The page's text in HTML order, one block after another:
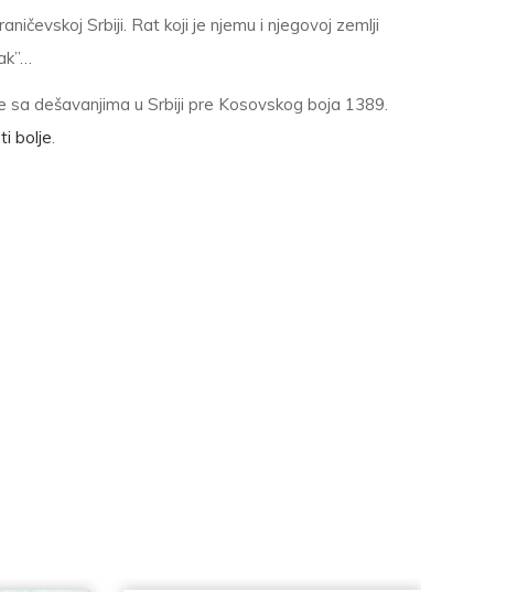
Srbiji. Rat koji je njemu i njegovoj zemlji
sa dešavanjima u Srbiji pre Kosovskog boja 1389.
bolje.